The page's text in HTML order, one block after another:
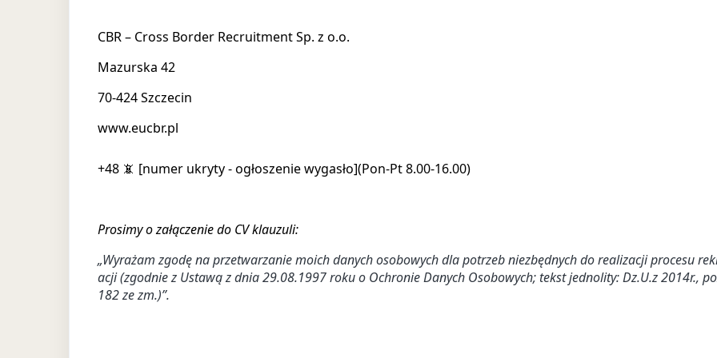
CBR – Cross Border Recruitment Sp. z o.o.
Mazurska 42
70-424 Szczecin
www.eucbr.pl
+48 📵 [numer ukryty - ogłoszenie wygasło](Pon-Pt 8.00-16.00)
Prosimy o załączenie do CV klauzuli:
„Wyrażam zgodę na przetwarzanie moich danych osobowych dla potrzeb niezbędnych do realizacji procesu
acji (zgodnie z Ustawą z dnia 29.08.1997 roku o Ochronie Danych Osobowych; tekst jednolity: Dz.U.z 2014r.,
182 ze zm.)”.